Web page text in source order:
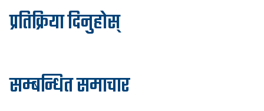
प्रतिक्रिया दिनुहोस्
सम्बन्धित समाचार